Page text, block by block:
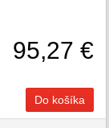
95,27 €